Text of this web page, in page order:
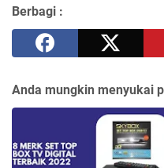
Berbagi :
Anda mungkin menyukai